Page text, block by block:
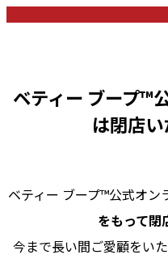
ベティー ブープ™
は閉店い
ベティー ブープ™公式オン
をもって閉
今まで長い間ご愛顧をい